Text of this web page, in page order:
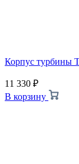
Корпус турбины
11 330 ₽
В корзину